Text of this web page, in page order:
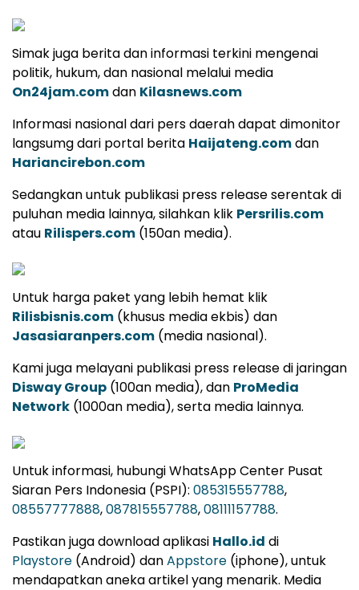
Simak juga berita dan informasi terkini mengenai
politik, hukum, dan nasional melalui media
On24jam.comdan Kilasnews.com
Informasi nasional dari pers daerah dapat dimonitor
langsumg dari portal berita Haijateng.comdan
Hariancirebon.com
Sedangkan untuk publikasi press release serentak di
puluhan media lainnya, silahkan klik Persrilis.com
atau Rilispers.com (150an media).
Untuk harga paket yang lebih hemat klik
Rilisbisnis.com (khusus media ekbis) dan
Jasasiaranpers.com (media nasional).
Kami juga melayani publikasi press release di jaringan
Disway Group (100an media), dan ProMedia
Network (1000an media), serta media lainnya.
Untuk informasi, hubungi WhatsApp Center Pusat
Siaran Pers Indonesia (PSPI): 085315557788,
08557777888,087815557788,08111157788.
Pastikan juga download aplikasi Hallo.id di
Playstore (Android) danAppstore (iphone), untuk
mendapatkan aneka artikel yang menarik. Media